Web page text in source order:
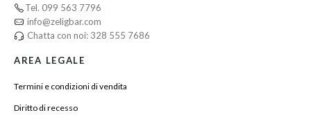
Tel. 099 563 7796
info@zeligbar.com
Chatta con noi: 328 555 7686
AREA LEGALE
Termini e condizioni di vendita
Diritto di recesso